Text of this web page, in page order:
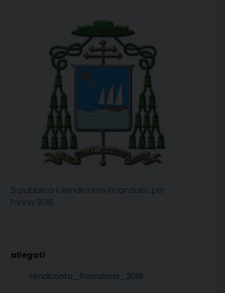
Si pubblica il Rendiconto Finanziario per
l’anno 2018
rendiconto_finanziario_2018